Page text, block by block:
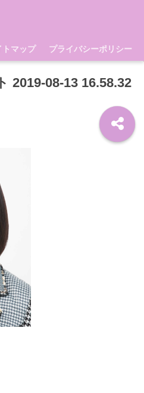
トマップ プライバシーポリシー
2019-08-13 16.58.32